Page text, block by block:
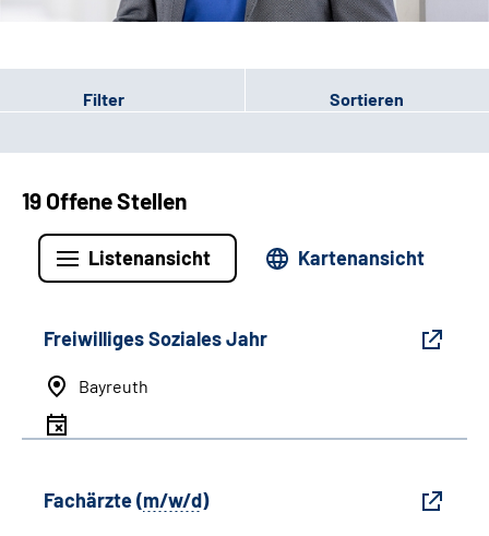
Filter Sortieren
19 Offene Stellen
Listenansicht Kartenansicht
Freiwilliges Soziales Jahr
Bayreuth
Fachärzte (m/w/d)